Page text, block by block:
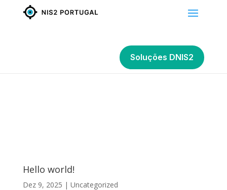
Soluções DNIS2
Hello world!
Dez 9, 2025 | Uncategorized